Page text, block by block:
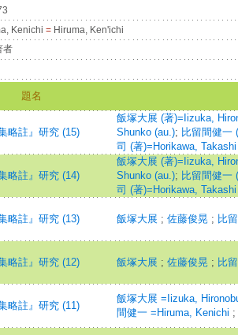
Kenichi = Hiruma, Ken'ichi
者
題名
略註』研究 (15)
飯塚大展 (著)=Iizuka,
Shunko (au.); 比留間健一
司 (著)=Horikawa,
略註』研究 (14)
飯塚大展 (著)=Iizuka,
Shunko (au.); 比留間健一
司 (著)=Horikawa,
略註』研究 (13) 飯塚大展 ; 佐藤俊晃 ; 比
略註』研究 (12) 飯塚大展 ; 佐藤俊晃 ; 比
略註』研究 (11)
飯塚大展 =Iizuka,
間健一 =Hiruma, Kenichi ;